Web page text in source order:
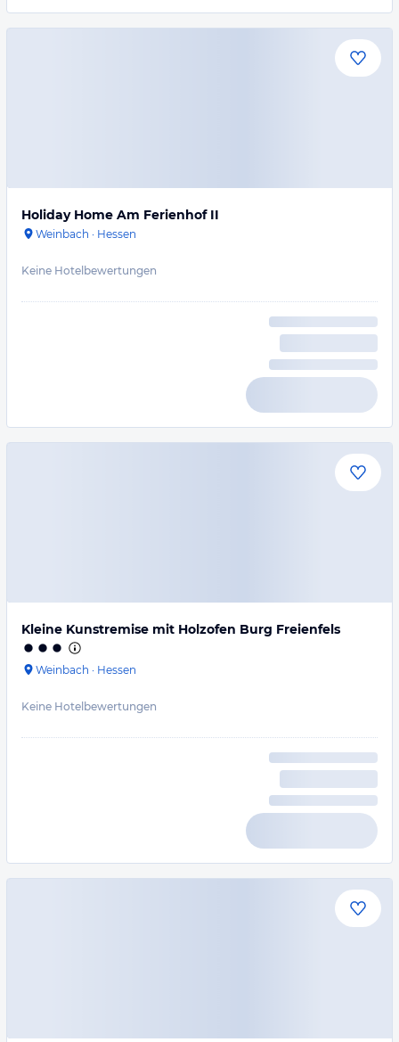
Holiday Home Am Ferienhof II
Weinbach · Hessen
Keine Hotelbewertungen
Kleine Kunstremise mit Holzofen Burg Freienfels
Weinbach · Hessen
Keine Hotelbewertungen